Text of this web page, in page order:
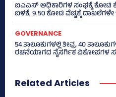
ಐಎಎಸ್‌ ಅಧಿಕಾರಿಗಳ ಸಂಘಕ್ಕೆ
ಬಳಕೆ, 9.50 ಕೋಟಿ ವೆಚ್ಚಕ್ಕೆ
GOVERNANCE
54 ತಾಲೂಕುಗಳಲ್ಲಿ ತೀವ್ರ, 40
ರಚನೆಯಾಗದ ನೈಸರ್ಗಿಕ ವಿಕೋಪಗಳ
Related Articles